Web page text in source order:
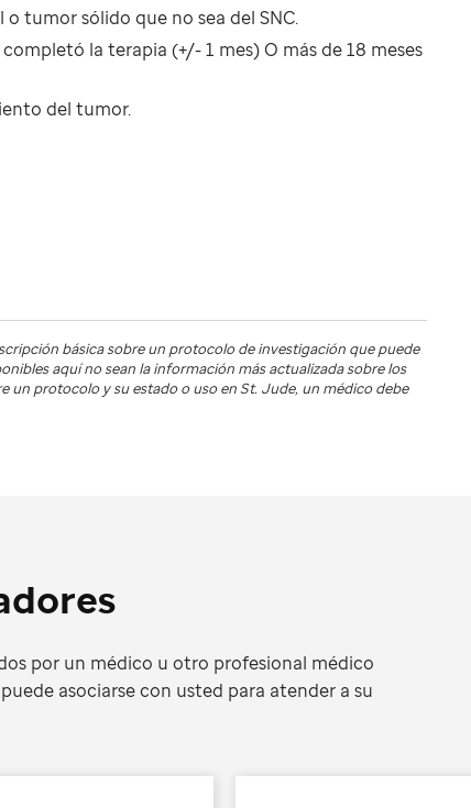
tumor sólido que no sea del SNC.
la terapia (+/- 1 mes) O más de 18 meses
del tumor.
básica sobre un protocolo de investigación que puede
aquí no sean la información más actualizada sobre los
un protocolo y su estado o uso enSt. Jude, un médico debe
por un médico u otro profesional médico
asociarse con usted para atender a su